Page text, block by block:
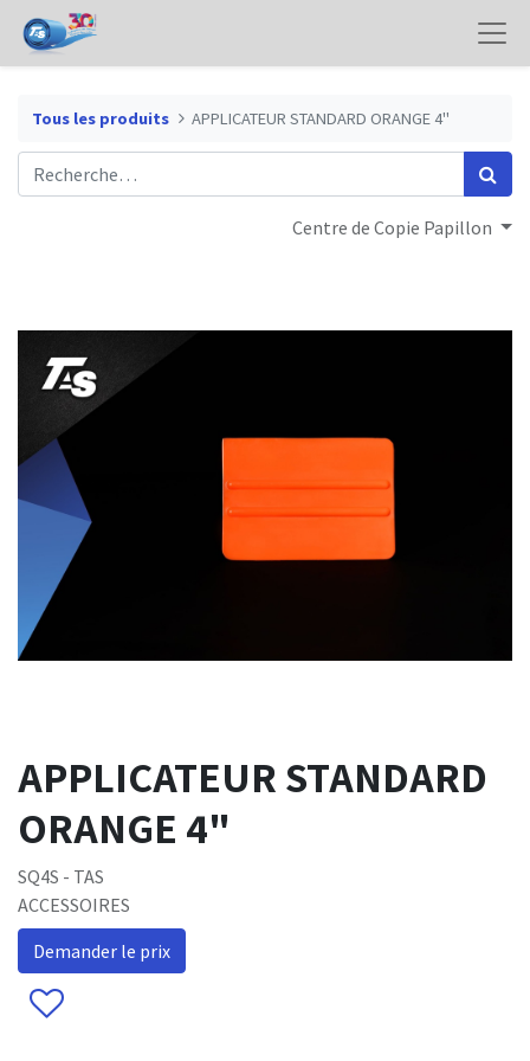
Tous les produits APPLICATEUR STANDARD ORANGE 4"
Centre de Copie Papillon
APPLICATEUR STANDARD
ORANGE 4"
SQ4S - TAS
ACCESSOIRES
Demander le prix